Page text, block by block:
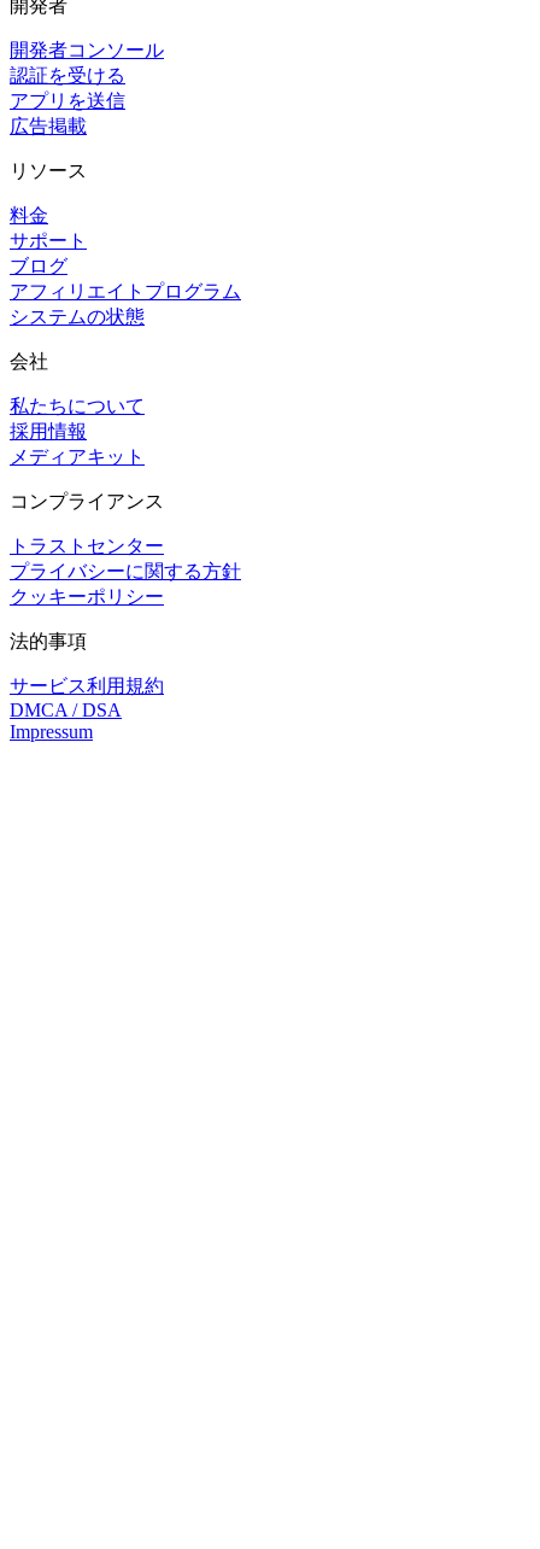
開発者
開発者コンソール
認証を受ける
アプリを送信
広告掲載
リソース
料金
サポート
ブログ
アフィリエイトプログラム
システムの状態
会社
私たちについて
採用情報
メディアキット
コンプライアンス
トラストセンター
プライバシーに関する方針
クッキーポリシー
法的事項
サービス利用規約
DMCA / DSA
Impressum